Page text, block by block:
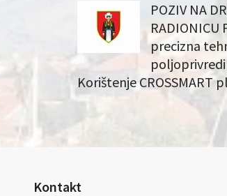
POZIV NA
RADIONICU
precizna
poljoprivredi
Korištenje CROSSMART
Kontakt